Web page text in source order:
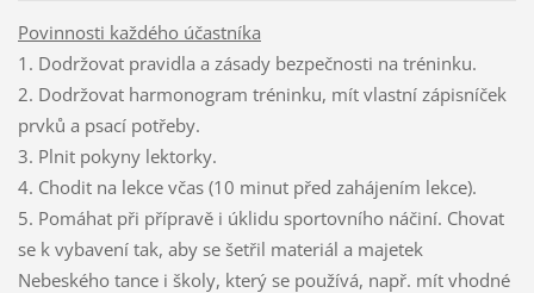
Povinnosti každého účastníka
1. Dodržovat pravidla a zásady bezpečnosti na tréninku.
2. Dodržovat harmonogram tréninku, mít vlastní zápisníček
prvků a psací potřeby.
3. Plnit pokyny lektorky.
4. Chodit na lekce včas (10 minut před zahájením lekce).
5. Pomáhat při přípravě i úklidu sportovního náčiní. Chovat
se k vybavení tak, aby se šetřil materiál a majetek
Nebeského tance i školy, který se používá, např. mít vhodné